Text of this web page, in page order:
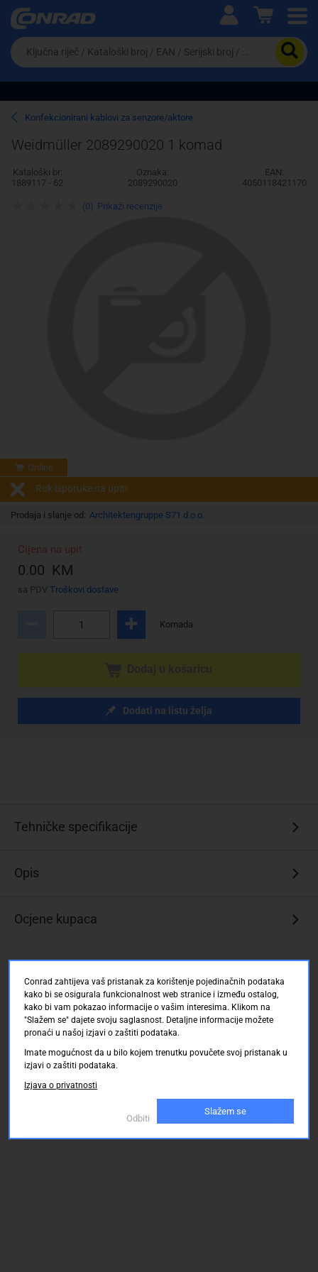
Ova postavka prilagođava asortiman proizvoda i
cijene vašim potrebama.
Pravno lice
Da
biste
potražili
proizvod,
unesite
ključnu
riječ,
kataloški
broj,
EAN
ili
Konfekcionirani kablovi za senzore/aktore
Weidmüller 2089290020 1 komad
Kataloški br:
1889117 - 62
Oznaka:
2089290020
EAN:
4050118421170
Online
Rok isporuke na upit!
Prodaja i slanje od: Architektengruppe S71 d.o.o.
Cijena na upit
0.00 KM
sa PDV Troškovi dostave
Komada
Dodati na listu želja
(0) Prikaži recenzije
Tehničke specifikacije
Opis
Ocjene kupaca
Conrad zahtijeva vaš pristanak za korištenje pojedinačnih podataka
kako bi se osigurala funkcionalnost web stranice i između ostalog,
kako bi vam pokazao informacije o vašim interesima. Klikom na
"Slažem se" dajete svoju saglasnost. Detaljne informacije možete
pronaći u našoj izjavi o zaštiti podataka.
Imate mogućnost da u bilo kojem trenutku povučete svoj pristanak u
izjavi o zaštiti podataka.
Izjava o privatnosti
Odbiti
Slažem se